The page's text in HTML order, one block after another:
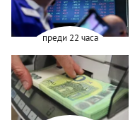
преди 22 часа